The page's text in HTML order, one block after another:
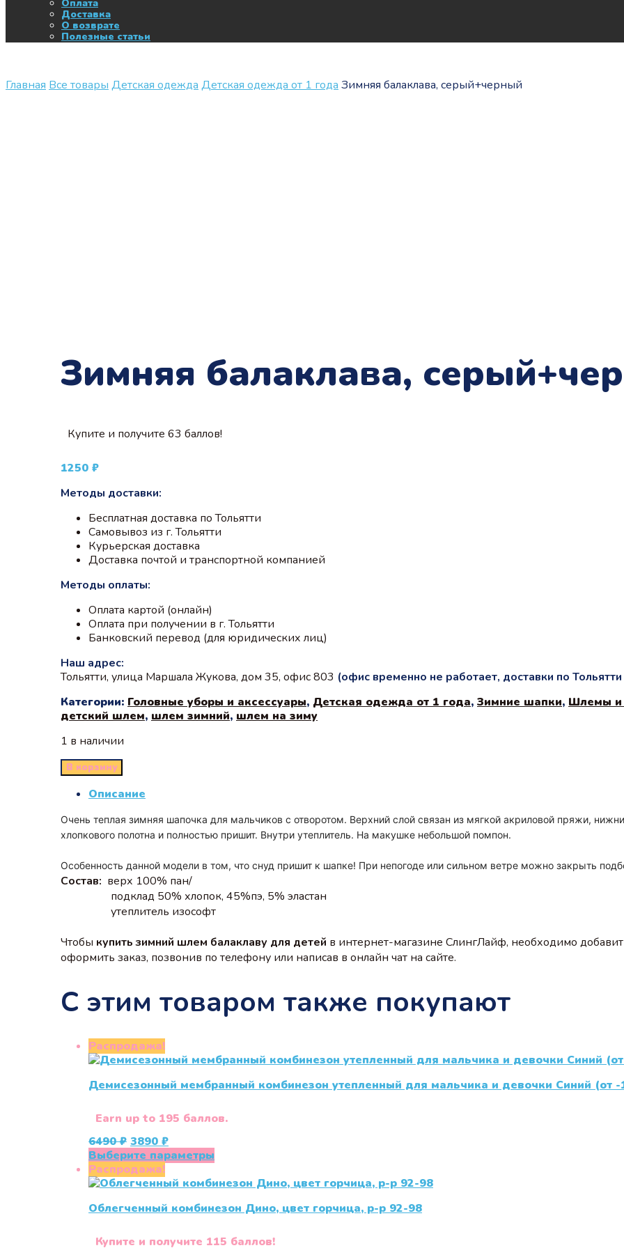
Оплата
Доставка
О возврате
Полезные статьи
Главная Все товары Детская одежда Детская одежда от 1 года Зимняя балаклава, серый+черный
Зимняя балаклава,
Купите и получите 63 баллов!
1250 ₽
Методы доставки:
Бесплатная доставка по Тольятти
Самовывоз из г. Тольятти
Курьерская доставка
Доставка почтой и транспортной компанией
Методы оплаты:
Оплата картой (онлайн)
Оплата при получении в г. Тольятти
Банковский перевод (для юридических лиц)
Наш адрес:
Тольятти, улица Маршала Жукова, дом 35, офис 803 (офис временно не работает, доставки по
Категории: Головные уборы и аксессуары, Детская одежда от 1 года, Зимние шапки, Шлемы и
детский шлем, шлем зимний, шлем на зиму
1 в наличии
В корзину
Описание
Очень теплая зимняя шапочка для мальчиков с отворотом. Верхний слой связан из мягкой акриловой пряжи,
хлопкового полотна и полностью пришит. Внутри утеплитель. На макушке небольшой помпон.
Особенность данной модели в том, что снуд пришит к шапке! При непогоде или сильном ветре можно закрыть
Состав: верх 100% пан/
подклад 50% хлопок, 45%пэ, 5% эластан
утеплитель изософт
Чтобы купить зимний шлем балаклаву для детей в интернет-магазине СлингЛайф, необходимо
оформить заказ, позвонив по телефону или написав в онлайн чат на сайте.
С этим товаром также покупают
Распродажа!
Демисезонный мембранный комбинезон утепленный для мальчика и девочки Синий (от
Earn up to 195 баллов.
6490₽ Первоначальная
цена
составляла
6490 ₽.
3890 ₽Текущая
цена:
Выберите параметры
имеет
вариаций.
можно
Распродажа!
Облегченный комбинезон Дино, цвет горчица, р-р 92-98
Купите и получите 115 баллов!